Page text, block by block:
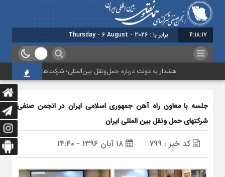
4:18:18 برابر با : Thursday - 6 August - 2026
هشدار به دولت درباره حمل‌ونقل بین‌المللی؛ شرکت‌ها زیر فشار
جلسه با معاون راه آهن جمهوری اسلامی ایران در انجمن صنفی
شرکتهای حمل ونقل بین المللی ایران
کد خبر : 799